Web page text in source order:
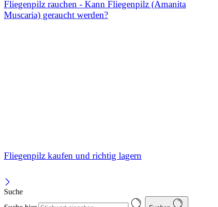
Fliegenpilz rauchen - Kann Fliegenpilz (Amanita
Muscaria) geraucht werden?
Fliegenpilz kaufen und richtig lagern
Suche